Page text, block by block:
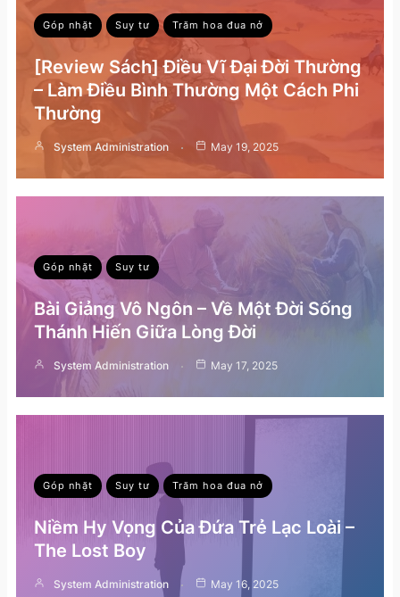
Góp nhặt Suy tư Trăm hoa đua nở
[Review Sách] Điều Vĩ Đại Đời Thường
– Làm Điều Bình Thường Một Cách Phi
Thường
System Administration May 19, 2025
Góp nhặt Suy tư
Bài Giảng Vô Ngôn – Về Một Đời Sống
Thánh Hiến Giữa Lòng Đời
System Administration May 17, 2025
Góp nhặt Suy tư Trăm hoa đua nở
Niềm Hy Vọng Của Đứa Trẻ Lạc Loài –
The Lost Boy
System Administration May 16, 2025